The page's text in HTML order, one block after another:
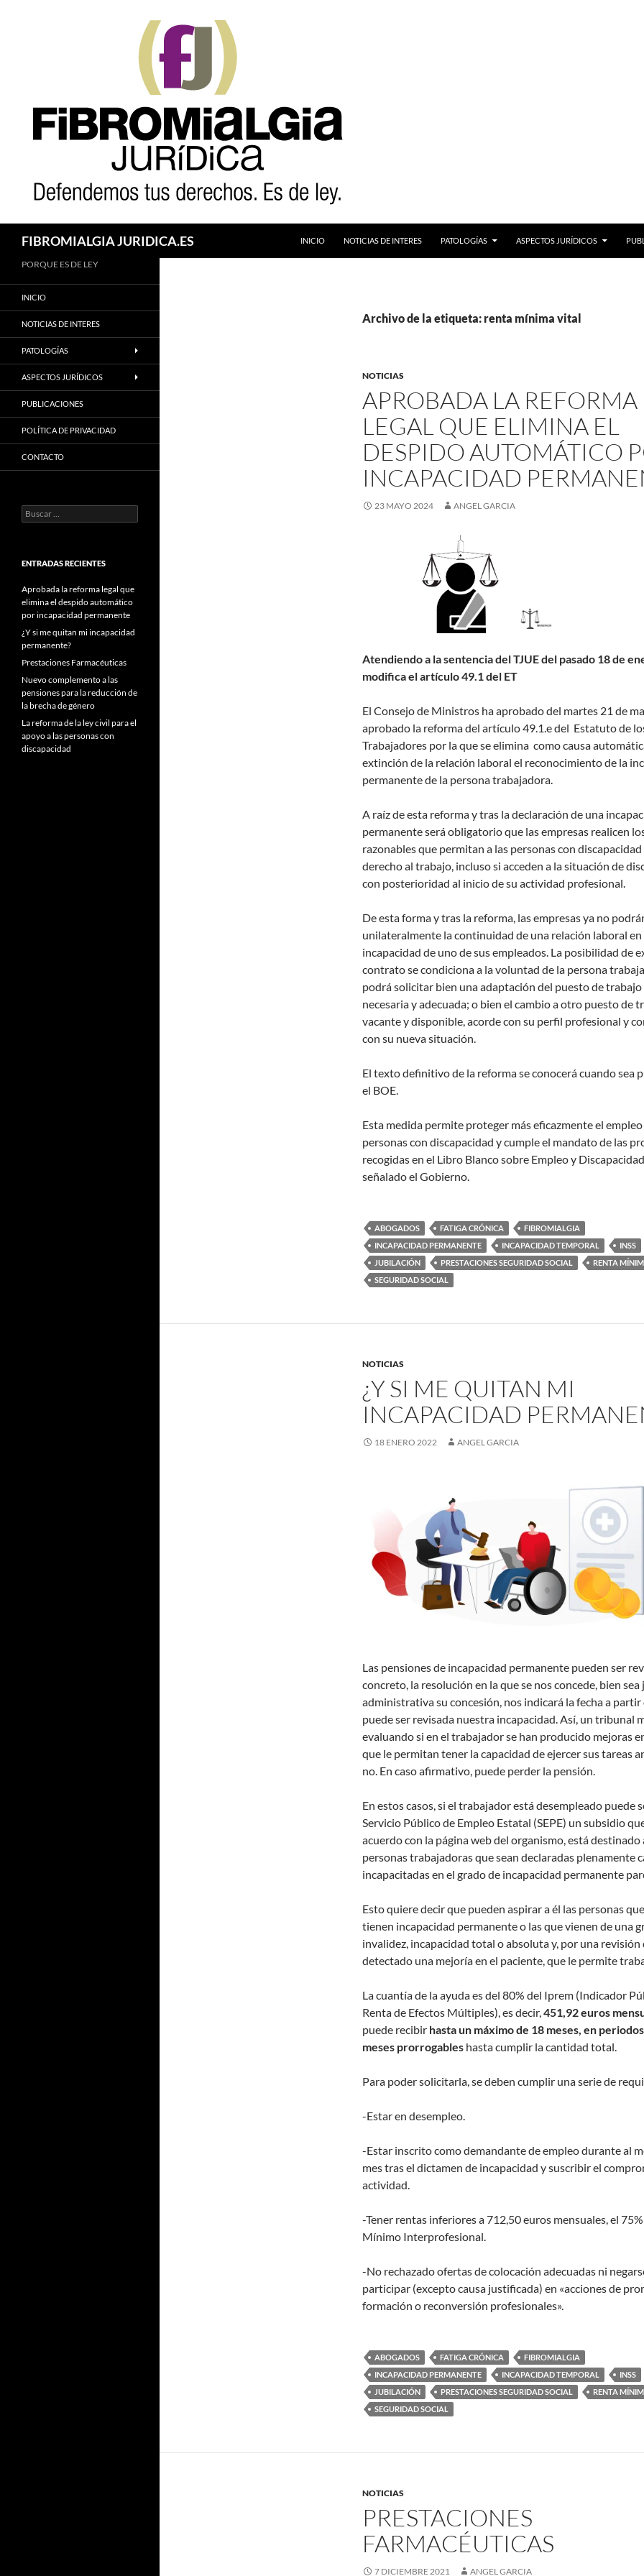
FIBROMIALGIA JURIDICA.ES INICIO NOTICIAS DE INTERES PATOLOGÍAS ASPECTOS JURÍDICOS
Archivo de la etiqueta: renta mínima vital
NOTICIAS
APROBADA LA REFORMA
LEGAL QUE ELIMINA EL
DESPIDO AUTOMÁTICO
INCAPACIDAD
23 MAYO 2024 ANGEL GARCIA
Atendiendo a la sentencia del TJUE del pasado 18 de
modifica el artículo 49.1 del ET
El Consejo de Ministros ha aprobado del martes 21 de
aprobado la reforma del artículo 49.1.e del Estatuto de
Trabajadores por la que se elimina como causa
extinción de la relación laboral el reconocimiento de la
permanente de la persona trabajadora.
A raíz de esta reforma y tras la declaración de una
permanente será obligatorio que las empresas realicen
razonables que permitan a las personas con
derecho al trabajo, incluso si acceden a la situación de
con posterioridad al inicio de su actividad profesional.
De esta forma y tras la reforma, las empresas ya no
unilateralmente la continuidad de una relación laboral en
incapacidad de uno de sus empleados. La posibilidad de
contrato se condiciona a la voluntad de la persona
podrá solicitar bien una adaptación del puesto de trabajo
necesaria y adecuada; o bien el cambio a otro puesto de
vacante y disponible, acorde con su perfil profesional y
con su nueva situación.
El texto definitivo de la reforma se conocerá cuando sea
el BOE.
Esta medida permite proteger más eficazmente el empleo
personas con discapacidad y cumple el mandato de las
recogidas en el Libro Blanco sobre Empleo y
señalado el Gobierno.
ABOGADOS FATIGA CRÓNICA
FIBROMIALGIA
INCAPACIDAD PERMANENTE
INCAPACIDAD TEMPORAL
INSS
JUBILACIÓN
PRESTACIONES SEGURIDAD SOCIAL
RENTA
SEGURIDAD SOCIAL
NOTICIAS
¿Y SI ME QUITAN MI
INCAPACIDAD
18 ENERO 2022 ANGEL GARCIA
Las pensiones de incapacidad permanente pueden ser
concreto, la resolución en la que se nos concede, bien
administrativa su concesión, nos indicará la fecha a partir
puede ser revisada nuestra incapacidad. Así, un tribunal
evaluando si en el trabajador se han producido mejoras
que le permitan tener la capacidad de ejercer sus tareas
no. En caso afirmativo, puede perder la pensión.
En estos casos, si el trabajador está desempleado puede
Servicio Público de Empleo Estatal (SEPE) un subsidio
acuerdo con la página web del organismo, está destinado
personas trabajadoras que sean declaradas plenamente
incapacitadas en el grado de incapacidad permanente
Esto quiere decir que pueden aspirar a él las personas
tienen incapacidad permanente o las que vienen de una
invalidez, incapacidad total o absoluta y, por una revisión
detectado una mejoría en el paciente, que le permite
La cuantía de la ayuda es del 80% del Iprem (Indicador
Renta de Efectos Múltiples), es decir,451,92 euros
puede recibir hasta un máximo de 18 meses, en
meses prorrogables hasta cumplir la cantidad total.
Para poder solicitarla, se deben cumplir una serie de
-Estar en desempleo.
-Estar inscrito como demandante de empleo durante al
mes tras el dictamen de incapacidad y suscribir el
actividad.
-Tener rentas inferiores a 712,50 euros mensuales, el
Mínimo Interprofesional.
-No rechazado ofertas de colocación adecuadas ni
participar (excepto causa justificada) en «acciones de
formación o reconversión profesionales».
ABOGADOS FATIGA CRÓNICA
FIBROMIALGIA
INCAPACIDAD PERMANENTE
INCAPACIDAD TEMPORAL
INSS
JUBILACIÓN
PRESTACIONES SEGURIDAD SOCIAL
RENTA
SEGURIDAD SOCIAL
NOTICIAS
PRESTACIONES
FARMACÉUTICAS
7 DICIEMBRE 2021 ANGEL GARCIA
PORQUE ES DE LEY
INICIO
NOTICIAS DE INTERES
PATOLOGÍAS
ASPECTOS JURÍDICOS
PUBLICACIONES
POLÍTICA DE PRIVACIDAD
CONTACTO
Buscar:
ENTRADAS RECIENTES
Aprobada la reforma legal que
elimina el despido automático
por incapacidad permanente
¿Y si me quitan mi incapacidad
permanente?
Prestaciones Farmacéuticas
Nuevo complemento a las
pensiones para la reducción de
la brecha de género
La reforma de la ley civil para el
apoyo a las personas con
discapacidad